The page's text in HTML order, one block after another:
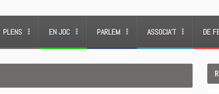
PLENS EN JOC PARLEM ASSOCIA’T DE